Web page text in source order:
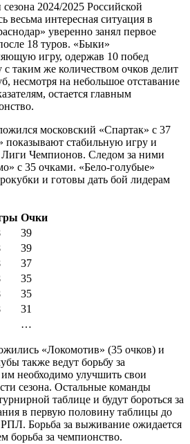
2024/2025 Российской
весьма интересная ситуация в
уверенно занял первое
18 туров. «Быки»
игру, одержав 10 побед
таким же количеством очков делит
несмотря на небольшое отставание
остается главным
московский «Спартак» с 37
показывают стабильную игру и
Лиги Чемпионов. Следом за ними
с 35 очками. «Бело-голубые»
и готовы дать бой лидерам
Очки
39
39
37
35
35
31
…
«Локомотив» (35 очков) и
также ведут борьбу за
необходимо улучшить свои
сезона. Остальные команды
таблице и будут бороться за
в первую половину таблицы до
Борьба за выживание ожидается
борьба за чемпионство.